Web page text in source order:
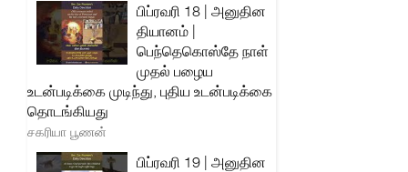
பிப்ரவரி 18 | அனுதின
தியானம் |
பெந்தெகொஸ்தே நாள்
முதல் பழைய
உடன்படிக்கை முடிந்து, புதிய உடன்படிக்கை
தொடங்கியது
சகரியா பூணன்
பிப்ரவரி 19 | அனுதின